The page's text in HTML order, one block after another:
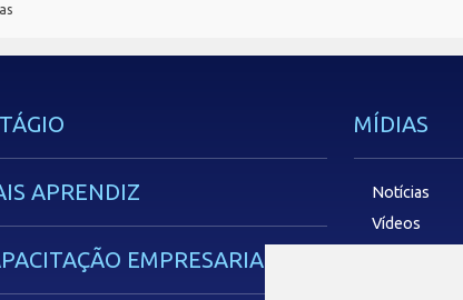
APRENDIZ
EMPRESARIAL
MÍDIAS
Notícias
Vídeos